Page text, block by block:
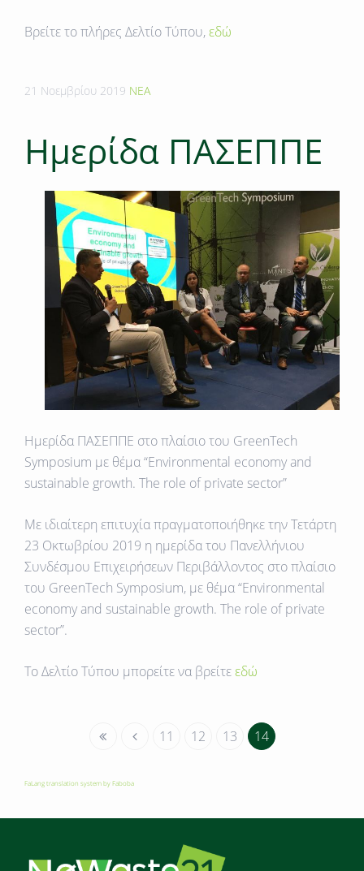
Βρείτε το πλήρες Δελτίο Τύπου,εδώ
21 Νοεμβρίου 2019 ΝΕΑ
Ημερίδα ΠΑΣΕΠΠΕ
Ημερίδα ΠΑΣΕΠΠΕ στο πλαίσιο του GreenTech
Symposium με θέμα “Environmental economy and
sustainable growth. The role of private sector”
Με ιδιαίτερη επιτυχία πραγματοποιήθηκε την Τετάρτη
23 Οκτωβρίου 2019 η ημερίδα του Πανελλήνιου
Συνδέσμου Επιχειρήσεων Περιβάλλοντος στο πλαίσιο
του GreenTech Symposium, με θέμα “Environmental
economy and sustainable growth. The role of private
sector”.
To Δελτίο Τύπου μπορείτε να βρείτεεδώ
11 12 13 14
FaLang translation system by Faboba